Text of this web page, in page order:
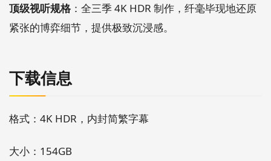
顶级视听规格 ：全三季 4K HDR 制作，纤毫毕现地还原
紧张的博弈细节，提供极致沉浸感。
下载信息
格式：4K HDR，内封简繁字幕
大小：154GB